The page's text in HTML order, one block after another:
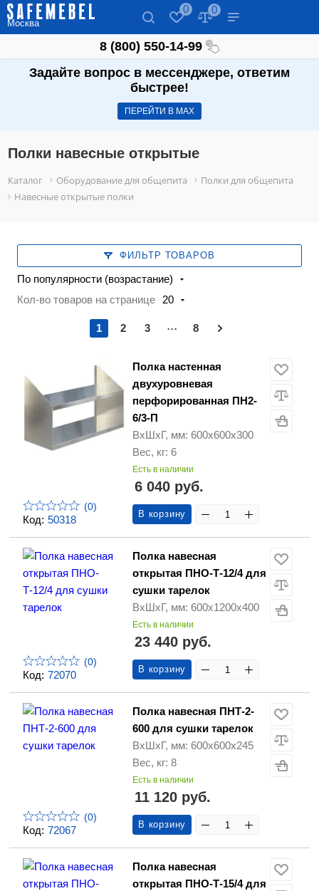
Москва
0 0
8 (800) 550-14-99
Задайте вопрос в мессенджере, ответим
быстрее!
ПЕРЕЙТИ В МАХ
Полки навесные открытые
Каталог Оборудование для общепита
Полки для общепита
Навесные открытые полки
ФИЛЬТР ТОВАРОВ
По популярности (возрастание)
Кол-во товаров на странице
20
1 2 3 ... 8
Код: 50318
(0)
Полка настенная
двухуровневая
перфорированная ПН2-
6/3-П
ВхШхГ, мм: 600х600х300
Вес, кг: 6
Есть в наличии
6 040 руб.
В корзину
Код: 72070
(0)
Полка навесная
открытая ПНО-Т-12/4 для
сушки тарелок
ВхШхГ, мм: 600х1200х400
Есть в наличии
23 440 руб.
В корзину
Код: 72067
(0)
Полка навесная ПНТ-2-
600 для сушки тарелок
ВхШхГ, мм: 600х600х245
Вес, кг: 8
Есть в наличии
11 120 руб.
В корзину
Полка навесная
открытая ПНО-Т-15/4 для